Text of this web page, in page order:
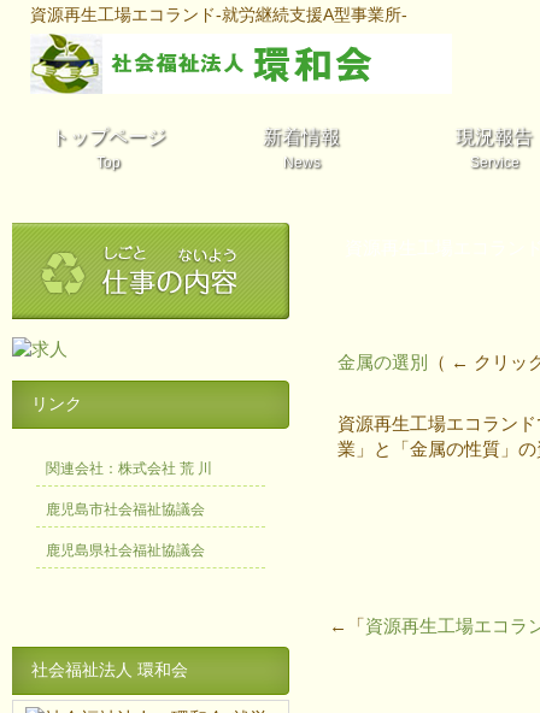
資源再生工場エコランド-就労継続支援A型事業所-
トップページ
Top
新着情報
News
現況報告
Service
金属の選別 （ ← クリッ
資源再生工場エコラン
業」と「金属の性質」
←「 資源再生工場エコラ
リンク
関連会社：株式会社 荒 川
鹿児島市社会福祉協議会
鹿児島県社会福祉協議会
社会福祉法人 環和会